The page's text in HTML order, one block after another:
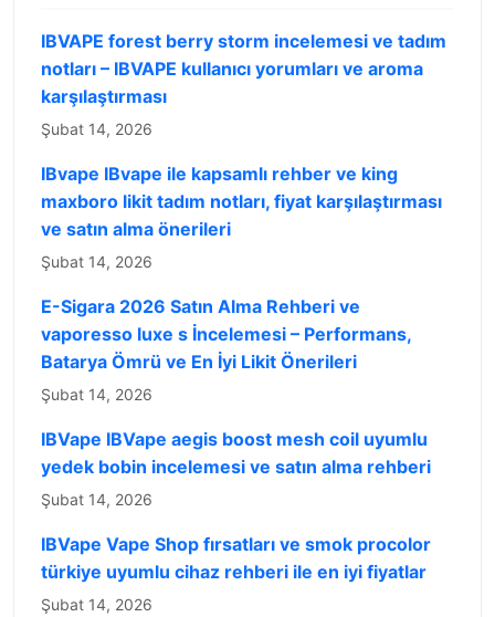
IBVAPE forest berry storm incelemesi ve tadım
notları – IBVAPE kullanıcı yorumları ve aroma
karşılaştırması
Şubat 14, 2026
IBvape IBvape ile kapsamlı rehber ve king
maxboro likit tadım notları, fiyat karşılaştırması
ve satın alma önerileri
Şubat 14, 2026
E-Sigara 2026 Satın Alma Rehberi ve
vaporesso luxe s İncelemesi – Performans,
Batarya Ömrü ve En İyi Likit Önerileri
Şubat 14, 2026
IBVape IBVape aegis boost mesh coil uyumlu
yedek bobin incelemesi ve satın alma rehberi
Şubat 14, 2026
IBVape Vape Shop fırsatları ve smok procolor
türkiye uyumlu cihaz rehberi ile en iyi fiyatlar
Şubat 14, 2026